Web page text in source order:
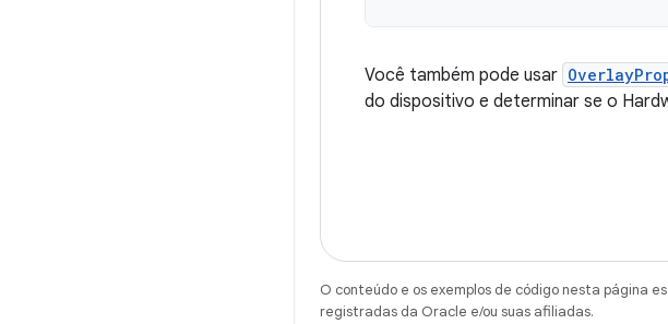
Você também pode usar
do dispositivo e determinar se o
O conteúdo e os exemplos de código nesta página
registradas da Oracle e/ou suas afiliadas.